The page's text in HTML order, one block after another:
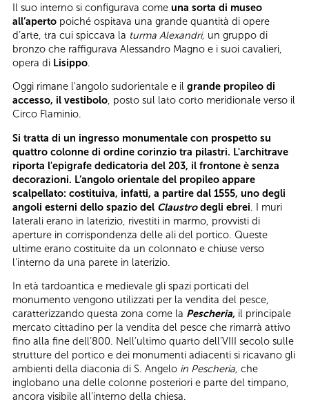
Il suo interno si configurava come una sorta di museo
all’aperto poiché ospitava una grande quantità di opere
d’arte, tra cui spiccava la turma Alexandri, un gruppo di
bronzo che raffigurava Alessandro Magno e i suoi cavalieri,
opera di Lisippo.
Oggi rimane l'angolo sudorientale e il grande propileo di
accesso, il vestibolo, posto sul lato corto meridionale verso il
Circo Flaminio.
Si tratta di un ingresso monumentale con prospetto su
quattro colonne di ordine corinzio tra pilastri. L'architrave
riporta l'epigrafe dedicatoria del 203, il frontone è senza
decorazioni. L’angolo orientale del propileo appare
scalpellato: costituiva, infatti, a partire dal 1555, uno degli
angoli esterni dello spazio del Claustrodegli ebrei. I muri
laterali erano in laterizio, rivestiti in marmo, provvisti di
aperture in corrispondenza delle ali del portico. Queste
ultime erano costituite da un colonnato e chiuse verso
l’interno da una parete in laterizio.
In età tardoantica e medievale gli spazi porticati del
monumento vengono utilizzati per la vendita del pesce,
caratterizzando questa zona come la Pescheria, il principale
mercato cittadino per la vendita del pesce che rimarrà attivo
fino alla fine dell’800. Nell’ultimo quarto dell’VIII secolo sulle
strutture del portico e dei monumenti adiacenti si ricavano gli
ambienti della diaconia di S. Angelo in Pescheria, che
inglobano una delle colonne posteriori e parte del timpano,
ancora visibile all’interno della chiesa.